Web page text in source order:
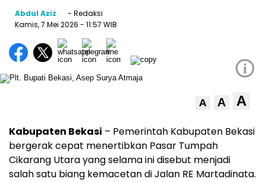
Abdul Aziz
- Redaksi
Kamis, 7 Mei 2026 - 11:57 WIB
i
A A A
Kabupaten Bekasi – Pemerintah Kabupaten Bekasi
bergerak cepat menertibkan Pasar Tumpah
Cikarang Utara yang selama ini disebut menjadi
salah satu biang kemacetan di Jalan RE Martadinata.